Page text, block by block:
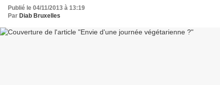
Publié le 04/11/2013 à 13:19
Par Diab Bruxelles